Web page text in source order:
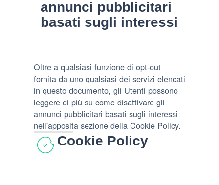
annunci pubblicitari
basati sugli interessi
Oltre a qualsiasi funzione di opt-out
fornita da uno qualsiasi dei servizi elencati
in questo documento, gli Utenti possono
leggere di più su come disattivare gli
annunci pubblicitari basati sugli interessi
nell'apposita sezione della Cookie Policy.
Cookie Policy